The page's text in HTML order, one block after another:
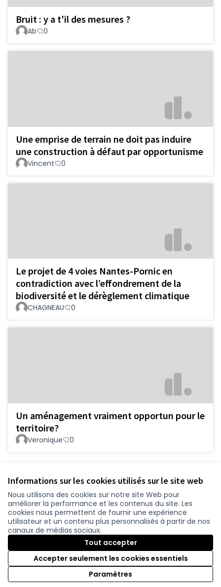
Informations sur les cookies utilisés sur le site web
Nous utilisons des cookies sur notre site Web pour
améliorer la performance et les contenus du site. Les
cookies nous permettent de fournir une expérience
utilisateur et un contenu plus personnalisés à partir de nos
canaux de médias sociaux.
Tout accepter
Accepter seulement les cookies essentiels
Paramètres
Bruit : y a t'il des mesures ?
Ab 0
Une emprise de terrain ne doit pas induire
une construction à défaut par opportunisme
Vincent 0
Le projet de 4 voies Nantes-Pornic en
contradiction avec l’effondrement de la
biodiversité et le dérèglement climatique
CHAGNEAU 0
Un aménagement vraiment opportun pour le
territoire?
Veronique 0
Conditions d'utilisation
Paramètres des cookies
participer.loire-atlantique.fr sur Facebook
(Nouvelle fenêtre)
participer.loire-atlantique.fr sur Instagram
(Nouvelle fenêtre)
participer.loire-atlantique.fr sur YouTube
(Nouvelle fenêtre)
Site réalisé grâce aulogiciel libre Decidim .
Licence
(Nouvelle